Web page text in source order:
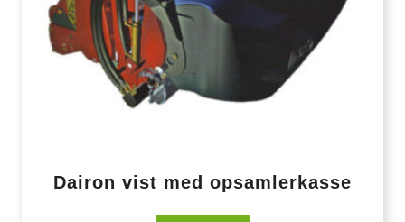
Dairon vist med opsamlerkasse